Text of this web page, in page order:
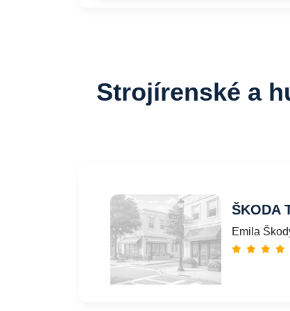
Strojírenské a
ŠKODA
Emila